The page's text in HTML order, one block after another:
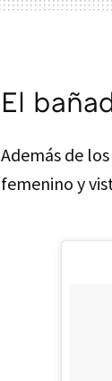
El
Además de
femenino y